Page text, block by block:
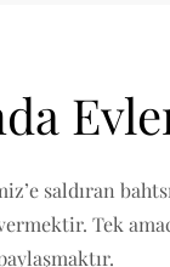
saldıran
Tek